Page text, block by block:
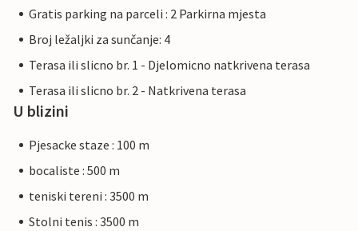
Gratis parking na parceli : 2 Parkirna mjesta
Broj ležaljki za sunčanje: 4
Terasa ili slicno br. 1 - Djelomicno natkrivena terasa
Terasa ili slicno br. 2 - Natkrivena terasa
U blizini
Pjesacke staze : 100 m
bocaliste : 500 m
teniski tereni : 3500 m
Stolni tenis : 3500 m